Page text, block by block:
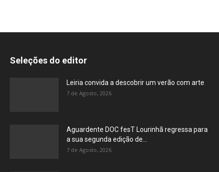
Seleções do editor
Leiria convida a descobrir um verão com arte
7 de Agosto, 2026
Aguardente DOC fesT Lourinhã regressa para
a sua segunda edição de...
7 de Agosto, 2026